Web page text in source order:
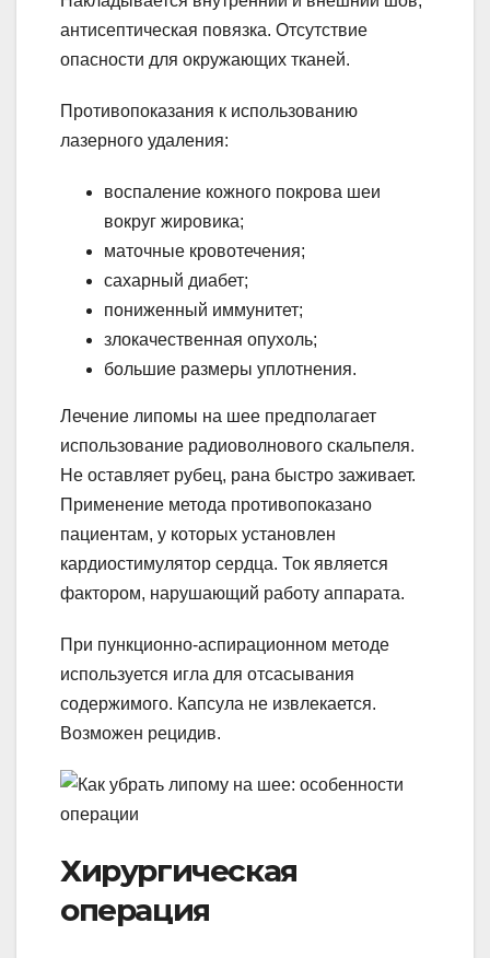
антисептическая повязка. Отсутствие
опасности для окружающих тканей.
Противопоказания к использованию
лазерного удаления:
воспаление кожного покрова шеи
вокруг жировика;
маточные кровотечения;
сахарный диабет;
пониженный иммунитет;
злокачественная опухоль;
большие размеры уплотнения.
Лечение липомы на шее предполагает
использование радиоволнового скальпеля.
Не оставляет рубец, рана быстро заживает.
Применение метода противопоказано
пациентам, у которых установлен
кардиостимулятор сердца. Ток является
фактором, нарушающий работу аппарата.
При пункционно-аспирационном методе
используется игла для отсасывания
содержимого. Капсула не извлекается.
Возможен рецидив.
Хирургическая
операция